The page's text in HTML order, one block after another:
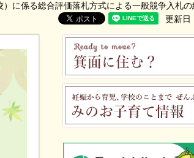
に係る総合評価落札方式による一般競争入札
更新日